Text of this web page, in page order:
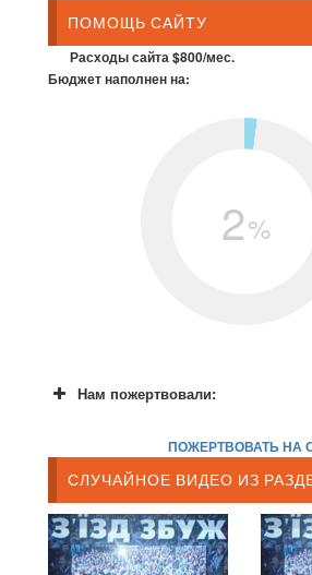
ПОМОЩЬ САЙТУ
Расходы сайта $800/мес.
Бюджет наполнен на:
2%
Нам пожертвовали:
ПОЖЕРТВОВАТЬ НА
СЛУЧАЙНОЕ ВИДЕО ИЗ